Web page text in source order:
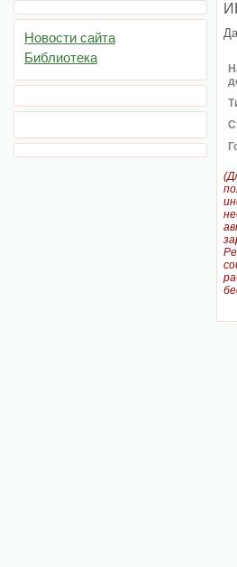
Новости сайта
Библиотека